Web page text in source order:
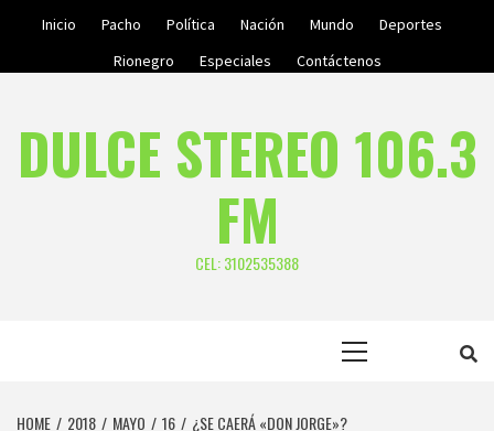
Inicio Pacho Política Nación Mundo
Deportes
Rionegro
Especiales Contáctenos
DULCE STEREO 106.3
FM
CEL: 3102535388
HOME 2018 MAYO 16 ¿SE CAERÁ «DON JORGE»?